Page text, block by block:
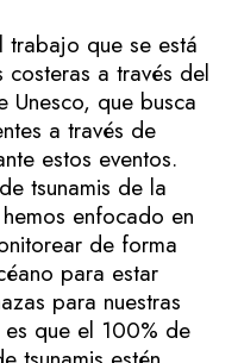
trabajo que se está
a través del
Unesco, que busca
a través de
estos eventos.
tsunamis de la
enfocado en
de forma
para estar
para nuestras
que el 100% de